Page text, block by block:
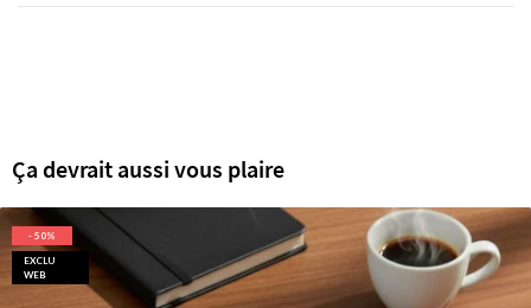
Ça devrait aussi vous plaire
EXCLU
WEB
- 50%